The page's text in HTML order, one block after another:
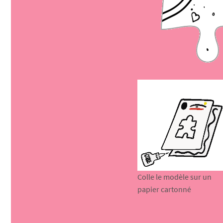
Colle le modèle sur un
papier cartonné